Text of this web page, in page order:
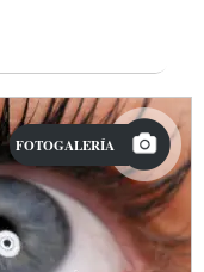
FOTOGALERÍA